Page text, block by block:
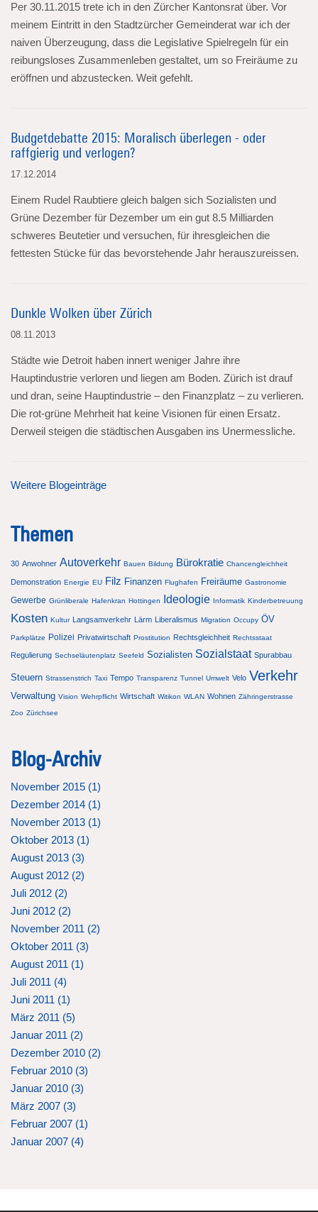
Per 30.11.2015 trete ich in den Zürcher Kantonsrat über. Vor
meinem Eintritt in den Stadtzürcher Gemeinderat war ich der
naiven Überzeugung, dass die Legislative Spielregeln für ein
reibungsloses Zusammenleben gestaltet, um so Freiräume zu
eröffnen und abzustecken. Weit gefehlt.
Budgetdebatte 2015: Moralisch überlegen - oder
raffgierig und verlogen?
17.12.2014
Einem Rudel Raubtiere gleich balgen sich Sozialisten und
Grüne Dezember für Dezember um ein gut 8.5 Milliarden
schweres Beutetier und versuchen, für ihresgleichen die
fettesten Stücke für das bevorstehende Jahr herauszureissen.
Dunkle Wolken über Zürich
08.11.2013
Städte wie Detroit haben innert weniger Jahre ihre
Hauptindustrie verloren und liegen am Boden. Zürich ist drauf
und dran, seine Hauptindustrie – den Finanzplatz – zu verlieren.
Die rot-grüne Mehrheit hat keine Visionen für einen Ersatz.
Derweil steigen die städtischen Ausgaben ins Unermessliche.
Weitere Blogeinträge
Themen
30 Anwohner Autoverkehr Bauen Bildung Bürokratie Chancengleichheit
Demonstration Energie EU Filz Finanzen Flughafen Freiräume Gastronomie
Gewerbe Grünliberale Hafenkran Hottingen Ideologie Informatik Kinderbetreuung
Kosten Kultur Langsamverkehr Lärm Liberalismus Migration Occupy ÖV
Parkplätze Polizei Privatwirtschaft Prostitution Rechtsgleichheit Rechtsstaat
Regulierung Sechseläutenplatz Seefeld Sozialisten Sozialstaat Spurabbau
Steuern Strassenstrich Taxi Tempo Transparenz Tunnel Umwelt Velo Verkehr
Verwaltung Vision Wehrpflicht Wirtschaft Witikon WLAN Wohnen Zähringerstrasse
Zoo Zürichsee
Blog-Archiv
November 2015 (1)
Dezember 2014 (1)
November 2013 (1)
Oktober 2013 (1)
August 2013 (3)
August 2012 (2)
Juli 2012 (2)
Juni 2012 (2)
November 2011 (2)
Oktober 2011 (3)
August 2011 (1)
Juli 2011 (4)
Juni 2011 (1)
März 2011 (5)
Januar 2011 (2)
Dezember 2010 (2)
Februar 2010 (3)
Januar 2010 (3)
März 2007 (3)
Februar 2007 (1)
Januar 2007 (4)